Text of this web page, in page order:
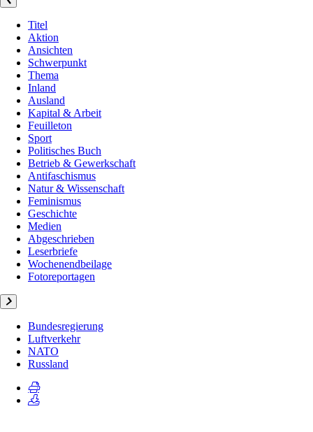
Titel
Aktion
Ansichten
Schwerpunkt
Thema
Inland
Ausland
Kapital & Arbeit
Feuilleton
Sport
Politisches Buch
Betrieb & Gewerkschaft
Antifaschismus
Natur & Wissenschaft
Feminismus
Geschichte
Medien
Abgeschrieben
Leserbriefe
Wochenendbeilage
Fotoreportagen
Bundesregierung
Luftverkehr
NATO
Russland